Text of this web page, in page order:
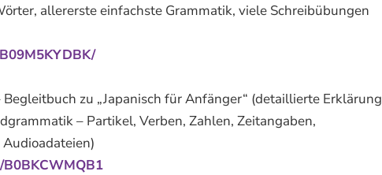
allererste einfachste Grammatik, viele Schreibübungen
zu „Japanisch für Anfänger“ (detaillierte Erklärung
– Partikel, Verben, Zahlen, Zeitangaben,